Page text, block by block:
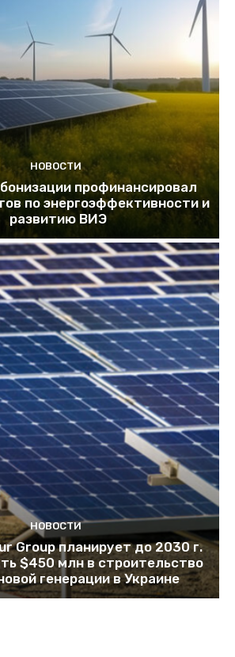
НОВОСТИ
профинансировал
по энергоэффективности и
развитию ВИЭ
НОВОСТИ
Group планирует до 2030 г.
$450 млн в строительство
генерации в Украине